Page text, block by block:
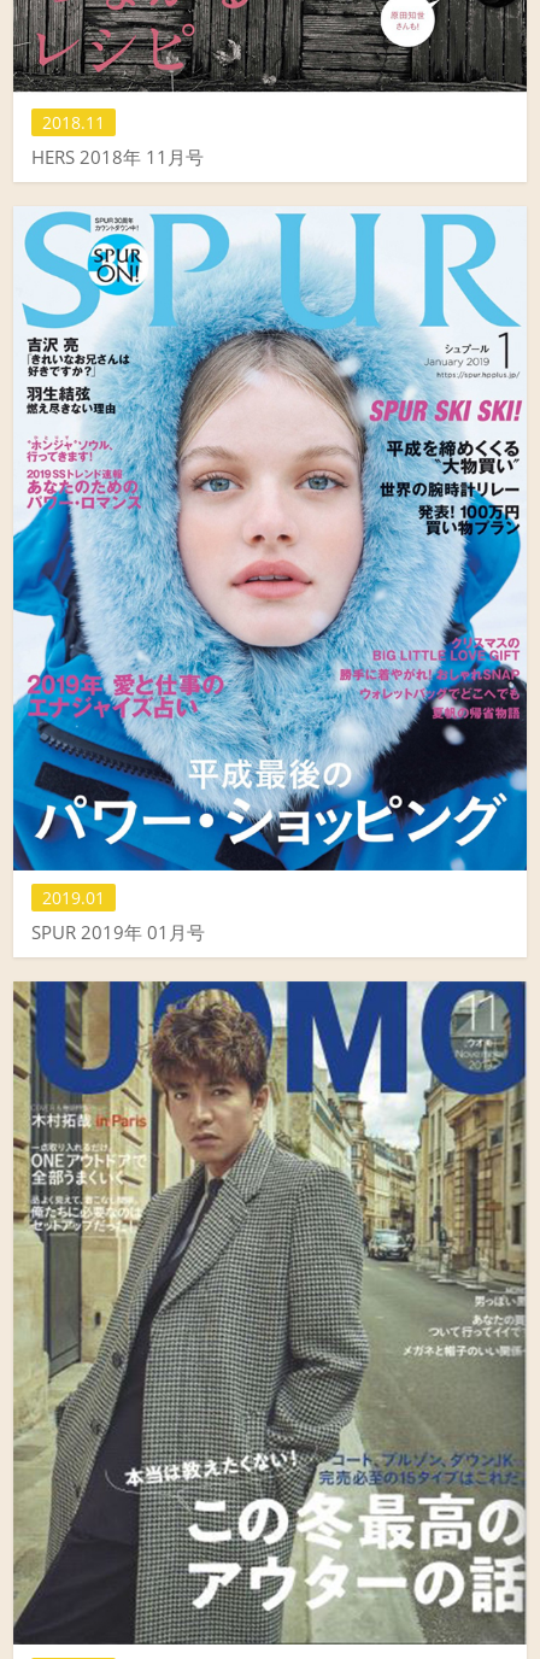
2018.11
HERS 2018年 11月号
2019.01
SPUR 2019年 01月号